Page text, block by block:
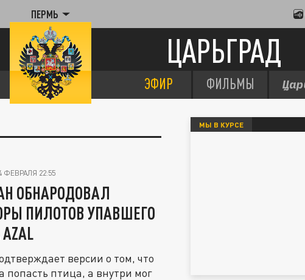
ПЕРМЬ
ЦАРЬГРАД
ЭФИР ФИЛЬМЫ
ФЕВРАЛЯ 22:55
ОБНАРОДОВАЛ
ПИЛОТОВ УПАВШЕГО
версии о том, что
попасть птица, а внутри мог
МЫ В КУРСЕ